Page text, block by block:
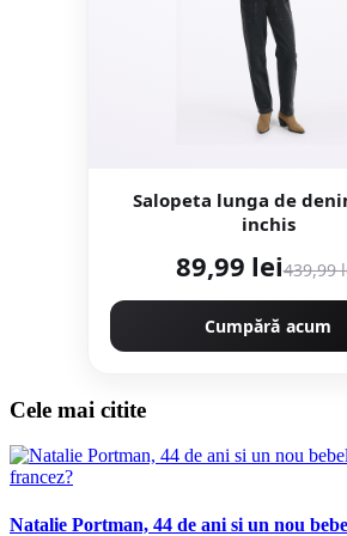
Salopeta lunga de
inchis
89,99 lei439,99
Cumpără acum
Cele mai citite
Natalie Portman, 44 de ani si un nou